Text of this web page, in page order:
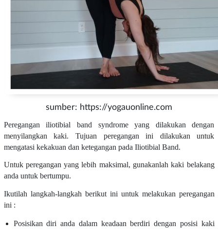
sumber: https://yogauonline.com
Peregangan iliotibial band syndrome yang dilakukan dengan
menyilangkan kaki. Tujuan peregangan ini dilakukan untuk
mengatasi kekakuan dan ketegangan pada Iliotibial Band.
Untuk peregangan yang lebih maksimal, gunakanlah kaki belakang
anda untuk bertumpu.
Ikutilah langkah-langkah berikut ini untuk melakukan peregangan
ini :
Posisikan diri anda dalam keadaan berdiri dengan posisi kaki